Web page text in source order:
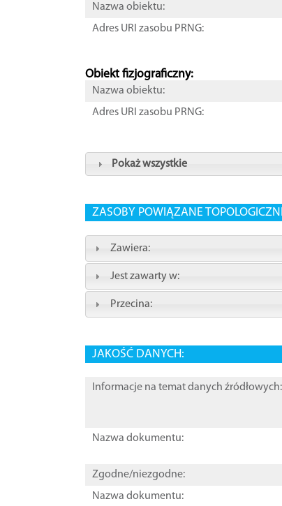
Nazwa obiektu:
Adres URI zasobu PRNG:
Obiekt fizjograficzny:
Nazwa obiektu:
Adres URI zasobu PRNG:
Pokaż wszystkie
ZASOBY POWIĄZANE
Zawiera:
Jest zawarty w:
Przecina:
JAKOŚĆ DANYCH:
Informacje na temat danych źródłowych:
Nazwa dokumentu:
Zgodne/niezgodne:
Nazwa dokumentu: